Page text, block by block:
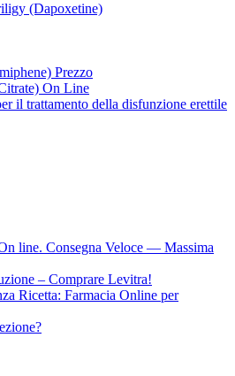
(Dapoxetine)
Prezzo
On Line
il trattamento della disfunzione erettile
line. Consegna Veloce — Massima
– Comprare Levitra!
Ricetta: Farmacia Online per